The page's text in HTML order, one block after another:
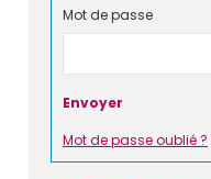
Mot de passe
Mot de passe oublié ?